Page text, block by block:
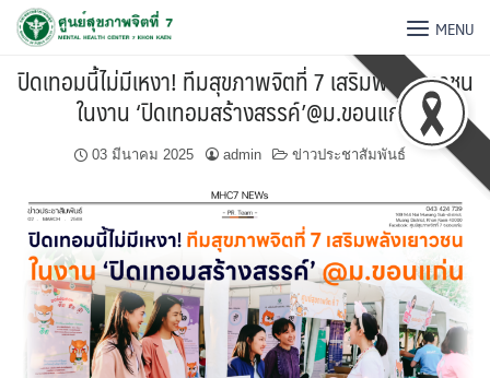
MENU
ปิดเทอมนี้ไม่มีเหงา! ทีมสุขภาพจิตที่ 7 เสริมพลังเยาวชน
ในงาน ‘ปิดเทอมสร้างสรรค์’@ม.ขอนแก่น
03 มีนาคม 2025 admin ข่าวประชาสัมพันธ์